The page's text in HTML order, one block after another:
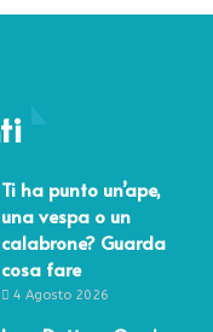
Ti ha punto un’ape,
una vespa o un
calabrone? Guarda
cosa fare
4 Agosto 2026